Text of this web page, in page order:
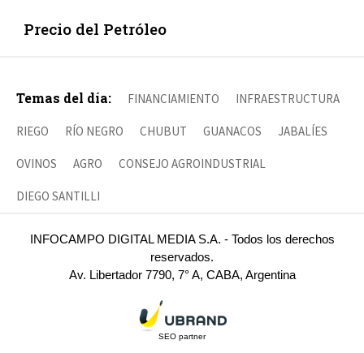
Precio del Petróleo
Temas del día: FINANCIAMIENTO INFRAESTRUCTURA
RIEGO RÍO NEGRO CHUBUT GUANACOS JABALÍES
OVINOS AGRO CONSEJO AGROINDUSTRIAL
DIEGO SANTILLI
INFOCAMPO DIGITAL MEDIA S.A. - Todos los derechos
reservados.
Av. Libertador 7790, 7° A, CABA, Argentina
SEO partner